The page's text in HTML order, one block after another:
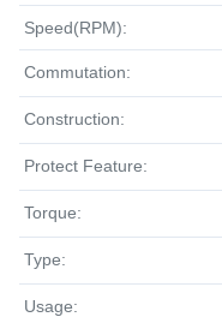
Speed(RPM):
Commutation:
Construction:
Protect Feature:
Torque:
Type:
Usage: